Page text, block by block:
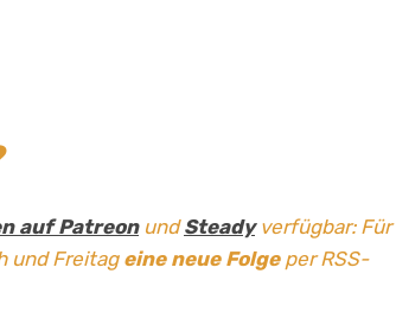
auf PatreonundSteadyverfügbar: Für
und Freitageine neue Folgeper RSS-